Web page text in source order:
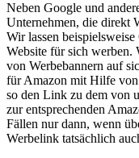
Neben Google und
Unternehmen, die direkt
Wir lassen
Website für sich werben.
von Werbebannern auf
für Amazon mit Hilfe
so den Link zu dem von
zur entsprechenden
Fällen nur dann, wenn
Werbelink tatsächlich